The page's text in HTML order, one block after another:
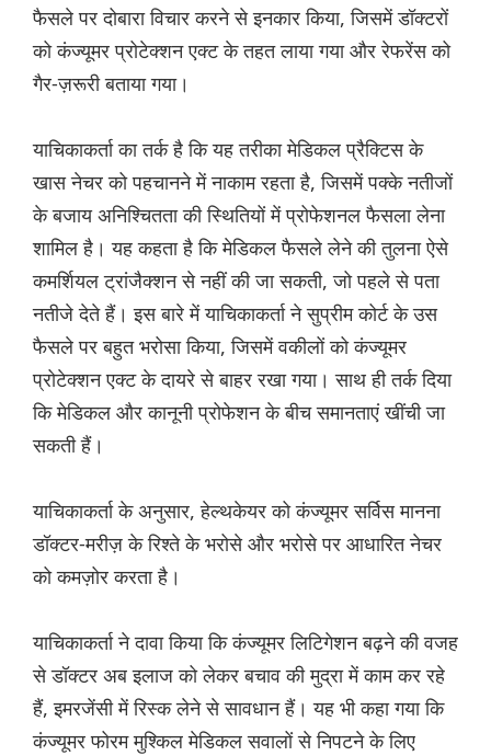
फैसले पर दोबारा विचार करने से इनकार किया, जिसमें डॉक्टरों
को कंज्यूमर प्रोटेक्शन एक्ट के तहत लाया गया और रेफरेंस को
गैर-ज़रूरी बताया गया।
याचिकाकर्ता का तर्क है कि यह तरीका मेडिकल प्रैक्टिस के
खास नेचर को पहचानने में नाकाम रहता है, जिसमें पक्के नतीजों
के बजाय अनिश्चितता की स्थितियों में प्रोफेशनल फैसला लेना
शामिल है। यह कहता है कि मेडिकल फैसले लेने की तुलना ऐसे
कमर्शियल ट्रांजैक्शन से नहीं की जा सकती, जो पहले से पता
नतीजे देते हैं। इस बारे में याचिकाकर्ता ने सुप्रीम कोर्ट के उस
फैसले पर बहुत भरोसा किया, जिसमें वकीलों को कंज्यूमर
प्रोटेक्शन एक्ट के दायरे से बाहर रखा गया। साथ ही तर्क दिया
कि मेडिकल और कानूनी प्रोफेशन के बीच समानताएं खींची जा
सकती हैं।
याचिकाकर्ता के अनुसार, हेल्थकेयर को कंज्यूमर सर्विस मानना ​​
डॉक्टर-मरीज़ के रिश्ते के भरोसे और भरोसे पर आधारित नेचर
को कमज़ोर करता है।
याचिकाकर्ता ने दावा किया कि कंज्यूमर लिटिगेशन बढ़ने की वजह
से डॉक्टर अब इलाज को लेकर बचाव की मुद्रा में काम कर रहे
हैं, इमरजेंसी में रिस्क लेने से सावधान हैं। यह भी कहा गया कि
कंज्यूमर फोरम मुश्किल मेडिकल सवालों से निपटने के लिए